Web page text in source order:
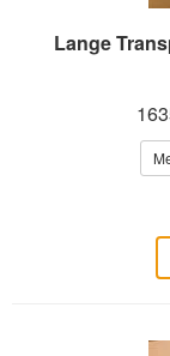
Lange